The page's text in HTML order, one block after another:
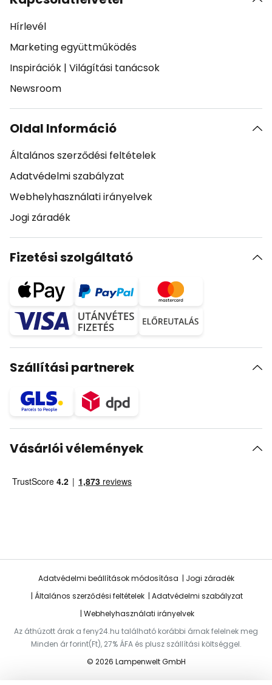
Hírlevél
Marketing együttműködés
Inspirációk | Világítási tanácsok
Newsroom
Oldal Információ
Általános szerződési feltételek
Adatvédelmi szabályzat
Webhelyhasználati irányelvek
Jogi záradék
Fizetési szolgáltató
Szállítási partnerek
Vásárlói vélemények
Adatvédelmi beállítások módosítása
Jogi záradék
Általános szerződési feltételek
Adatvédelmi szabályzat
Webhelyhasználati irányelvek
Az áthúzott árak a feny24.hu található korábbi árnak felelnek meg
Minden ár forint(Ft), 27% ÁFA és plusz szállítási költséggel.
© 2026 Lampenwelt GmbH